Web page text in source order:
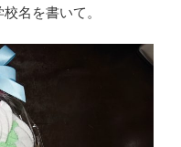
名を書いて。